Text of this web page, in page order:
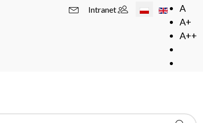
A
A+
A++
Wybierz swój język
Intranet